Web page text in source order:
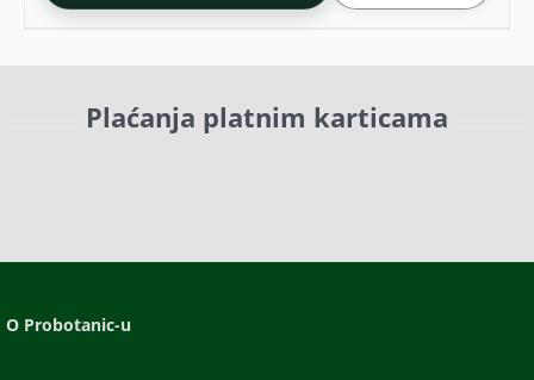
Plaćanja platnim karticama
O Probotanic-u